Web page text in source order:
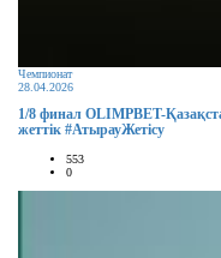
Чемпионат
28.04.2026
1/8 финал OLIMPBET-
жеттік #АтырауЖетісу
553
0